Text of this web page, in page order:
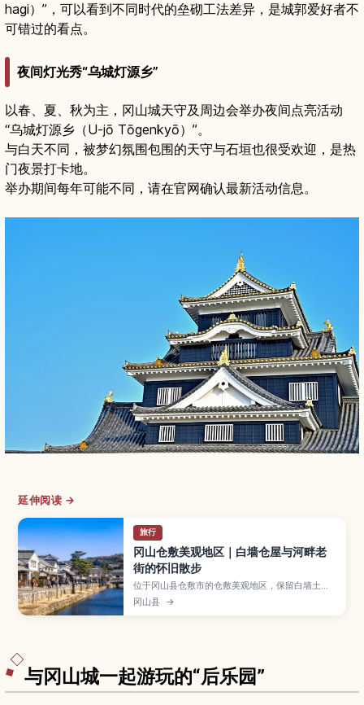
hagi）”，可以看到不同时代的垒砌工法差异，是城郭爱好者不
可错过的看点。
夜间灯光秀“乌城灯源乡”
以春、夏、秋为主，冈山城天守及周边会举办夜间点亮活动
“乌城灯源乡（U-jō Tōgenkyō）”。
与白天不同，被梦幻氛围包围的天守与石垣也很受欢迎，是热
门夜景打卡地。
举办期间每年可能不同，请在官网确认最新活动信息。
延伸阅读 →
旅行
冈山仓敷美观地区｜白墙仓屋与河畔老
街的怀旧散步
位于冈山县仓敷市的仓敷美观地区，保留白墙土
藏、海鼠墙、柳树成行的仓敷川与石板小路，是充
满江户风情的人气观光区。文章介绍大原美术馆、
冈山县 →
与冈山城一起游玩的“后乐园”